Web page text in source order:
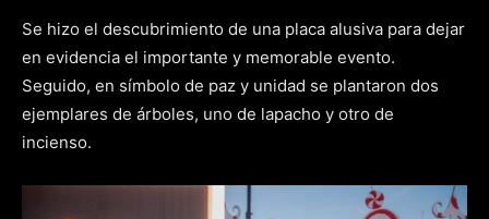
Se hizo el descubrimiento de una placa alusiva para dejar
en evidencia el importante y memorable evento.
Seguido, en símbolo de paz y unidad se plantaron dos
ejemplares de árboles, uno de lapacho y otro de
incienso.